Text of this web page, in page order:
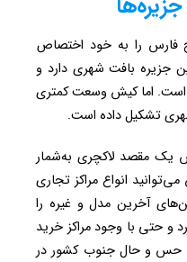
فارس را به خود اختصاص
جزیره بافت شهری دارد و
است. اما کیش وسعت کمتری
تشکیل داده است.
یک مقصد لاکچری به‌شمار
انواع مراکز تجاری
آخرین مدل و غیره را
و حتی با وجود مراکز خرید
حس و حال جنوب کشور در